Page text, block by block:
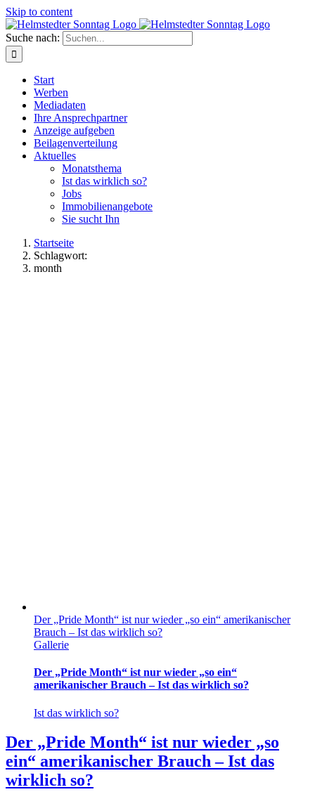
Skip to content
Suche nach:
Start
Werben
Mediadaten
Ihre Ansprechpartner
Anzeige aufgeben
Beilagenverteilung
Aktuelles
Monatsthema
Ist das wirklich so?
Jobs
Immobilienangebote
Sie sucht Ihn
Startseite
Schlagwort:
month
Der „Pride Month“ ist nur wieder „so ein“ amerikanischer
Brauch – Ist das wirklich so?
Gallerie
Der „Pride Month“ ist nur wieder „so ein“
amerikanischer Brauch – Ist das wirklich so?
Ist das wirklich so?
Der „Pride Month“ ist nur wieder „so
ein“ amerikanischer Brauch – Ist das
wirklich so?